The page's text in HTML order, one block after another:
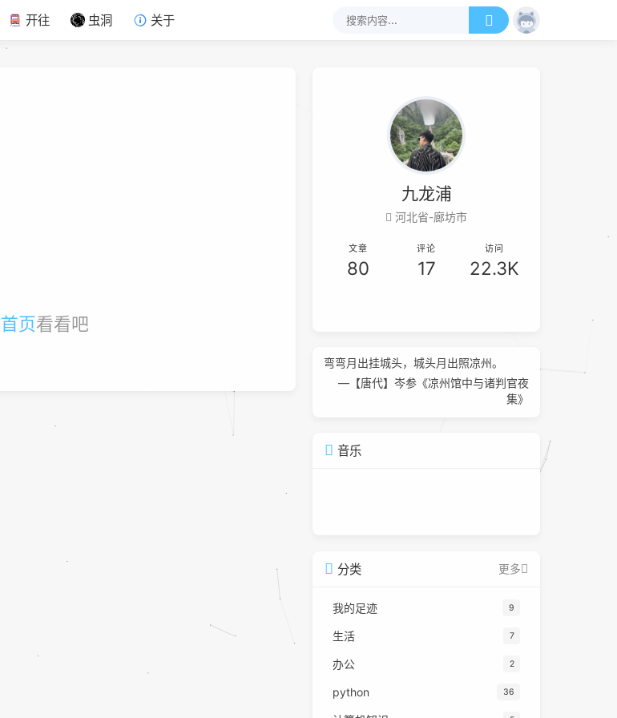
开往 虫洞 关于
首页看看吧
九龙浦
河北省-廊坊市
文章
80
评论
17
访问
22.3K
弯弯月出挂城头，城头月出照凉州。
—【唐代】岑参《凉州馆中与诸判官夜
集》
音乐
分类 更多
我的足迹 9
生活 7
办公 2
python 36